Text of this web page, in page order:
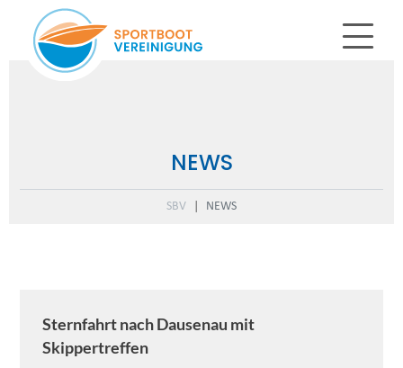
NEWS
SBV NEWS
Sternfahrt nach Dausenau mit
Skippertreffen